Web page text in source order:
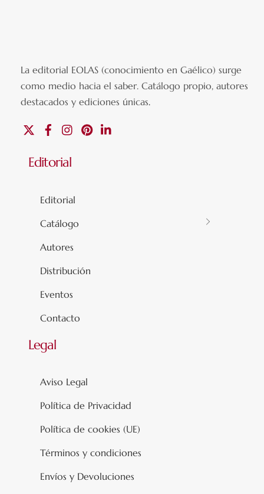
La editorial EOLAS (conocimiento en Gaélico) surge
como medio hacia el saber.Catálogo propio, autores
destacados y ediciones únicas.
FacebookInstagramPinterest
Editorial
Editorial
Catálogo
Autores
Distribución
Eventos
Contacto
Legal
Aviso Legal
Política de Privacidad
Política de cookies (UE)
Términos y condiciones
Envíos y Devoluciones